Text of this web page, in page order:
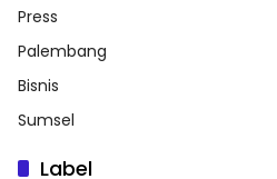
Press
Palembang
Bisnis
Sumsel
Label